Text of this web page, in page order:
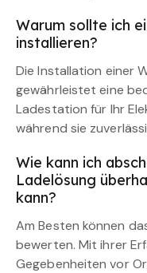
Warum sollte ich
installieren?
Die Installation einer
gewährleistet eine
Ladestation für Ihr
während sie
Wie kann ich
Ladelösung
kann?
Am Besten können
bewerten. Mit ihrer
Gegebenheiten vor